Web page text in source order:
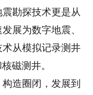
勘探技术更是从
展为数字地震、
从模拟记录测井
磁测井。
造圈闭，发展到